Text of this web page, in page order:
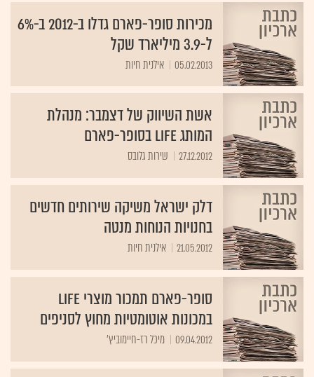
מכירות סופר-פארם גדלו ב-2012 ב-6%
ל-3.9 מיליארד שקל
05.02.2013 אילנית חיות
אשת השיווק של דצמבר: מנהלת
המותג LIFE בסופר-פארם
27.12.2012 שירות גלובס
דלק ישראל משיקה שירותים חדשים
בחנויות הנוחות מנטה
21.05.2012 אילנית חיות
סופר-פארם תמכור מוצרי Life
במכונות אוטומטיות מחוץ לסניפים
09.04.2012 מיכל רז-חיימוביץ'